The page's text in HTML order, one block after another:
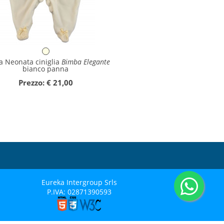
Neonata ciniglia Bimba Elegante
bianco panna
Prezzo: € 21,00
Eureka Intergroup Srls
P.IVA: 02871390593